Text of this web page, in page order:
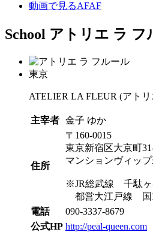
動画で見るAFAF
School アトリエ ラ フ
東京
ATELIER LA FLEUR (アト
主宰者 金子 ゆか
住所
〒160-0015
東京新宿区大京町
マンションヴィッ
※JR総武線 千駄
都営大江戸線 国
電話
090-3337-8679
公式HP http://peal-queen.com